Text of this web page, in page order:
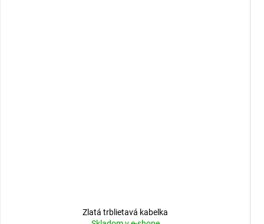
Zlatá trblietavá kabelka